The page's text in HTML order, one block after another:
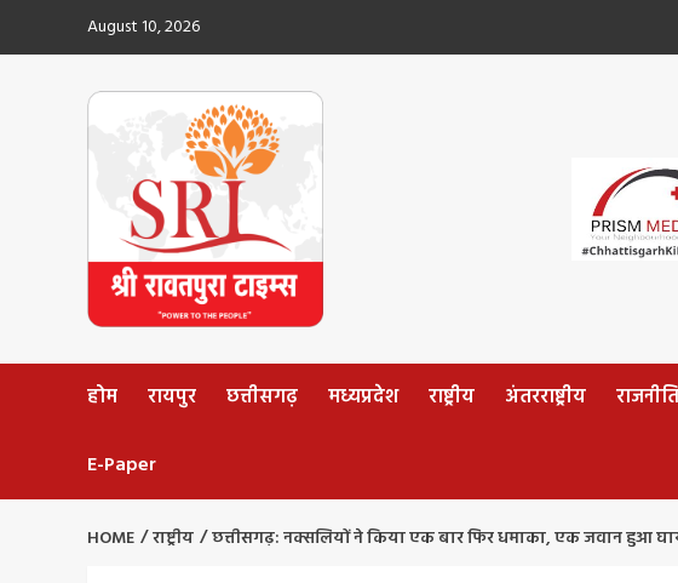
August 10, 2026
होम रायपुर छत्तीसगढ़ मध्यप्रदेश राष्ट्रीय अंतरराष्ट्रीय राजनीति
E-Paper
HOME राष्ट्रीय छत्तीसगढ़: नक्सलियों ने किया एक बार फिर धमाका, एक जवान हुआ